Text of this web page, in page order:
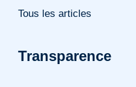
Tous les articles
Transparence